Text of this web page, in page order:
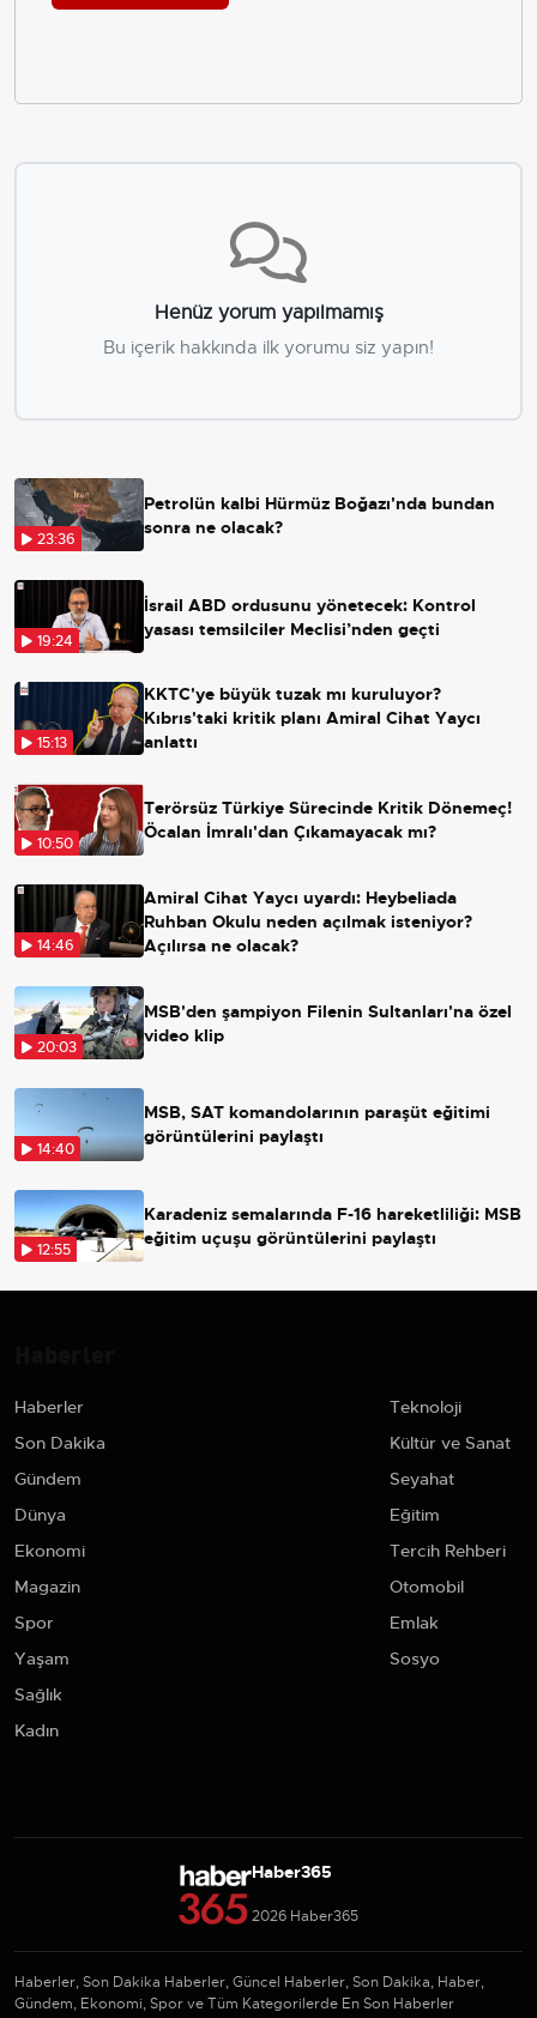
Henüz yorum yapılmamış
Bu içerik hakkında ilk yorumu siz yapın!
23:36
Petrolün kalbi Hürmüz Boğazı'nda bundan
sonra ne olacak?
19:24
İsrail ABD ordusunu yönetecek: Kontrol
yasası temsilciler Meclisi’nden geçti
15:13
KKTC'ye büyük tuzak mı kuruluyor?
Kıbrıs'taki kritik planı Amiral Cihat Yaycı
anlattı
10:50
Terörsüz Türkiye Sürecinde Kritik Dönemeç!
Öcalan İmralı'dan Çıkamayacak mı?
14:46
Amiral Cihat Yaycı uyardı: Heybeliada
Ruhban Okulu neden açılmak isteniyor?
Açılırsa ne olacak?
20:03
MSB'den şampiyon Filenin Sultanları'na özel
video klip
14:40
MSB, SAT komandolarının paraşüt eğitimi
görüntülerini paylaştı
12:55
Karadeniz semalarında F-16 hareketliliği: MSB
eğitim uçuşu görüntülerini paylaştı
Haberler
Son Dakika
Gündem
Dünya
Ekonomi
Magazin
Spor
Yaşam
Sağlık
Kadın
Teknoloji
Kültür ve Sanat
Seyahat
Eğitim
Tercih Rehberi
Otomobil
Emlak
Sosyo
Haber365
2026 Haber365
Haberler, Son Dakika Haberler, Güncel Haberler, Son Dakika, Haber,
Gündem, Ekonomi, Spor ve Tüm Kategorilerde En Son Haberler